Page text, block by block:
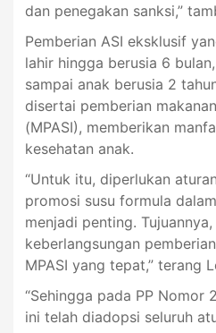
dan penegakan sanksi,”
Pemberian ASI eksklusif
lahir hingga berusia 6
sampai anak berusia 2
disertai pemberian
(MPASI), memberikan
kesehatan anak.
“Untuk itu, diperlukan
promosi susu formula
menjadi penting.
keberlangsungan
MPASI yang tepat,” terang
“Sehingga pada PP Nomor
ini telah diadopsi seluruh